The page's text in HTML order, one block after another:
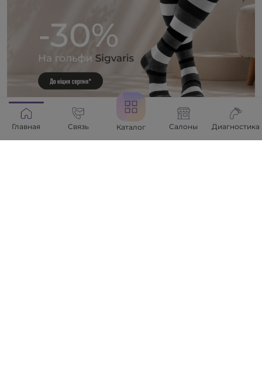
Главная Связь Каталог Салоны Диагностика